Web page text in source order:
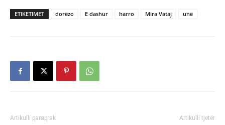
ETIKETIMET dorëzo E dashur harro Mira Vataj unë
Artikulli paraprak Artikulli tjetër